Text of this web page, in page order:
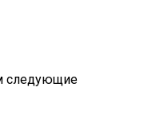
следующие